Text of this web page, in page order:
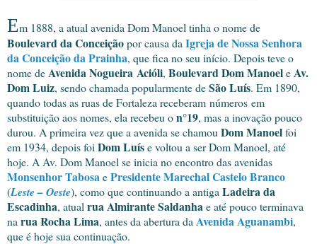
Em 1888, a atual avenida Dom Manoel tinha o nome de
Boulevard da Conceiçãopor causa da Igreja de Nossa Senhora
da Conceição da Prainha, que fica no seu início. Depois teve o
nome de Avenida Nogueira Acióli, Boulevard Dom Manoele Av.
Dom Luiz, sendo chamada popularmente deSão Luís. Em 1890,
quando todas as ruas de Fortaleza receberam números em
substituição aos nomes, ela recebeu on°19, mas a inovação pouco
durou. A primeira vez que a avenida se chamou Dom Manoelfoi
em 1934, depois foi Dom Luíse voltou a ser Dom Manoel, até
hoje. A Av. Dom Manoel se inicia no encontro das avenidas
Monsenhor Tabosa ePresidente Marechal Castelo Branco
(Leste – Oeste), como que continuando a antiga Ladeira da
Escadinha, atual rua Almirante Saldanha e até pouco terminava
na rua Rocha Lima, antes da abertura da Avenida Aguanambi,
que é hoje sua continuação.